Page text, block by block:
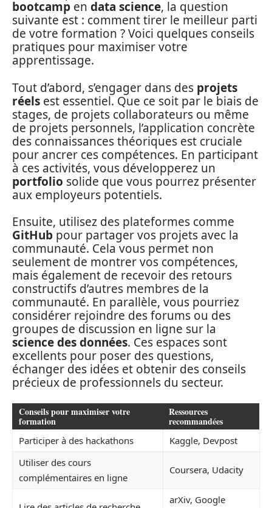
bootcamp en data science, la question
suivante est : comment tirer le meilleur parti
de votre formation ? Voici quelques conseils
pratiques pour maximiser votre
apprentissage.
Tout d’abord, s’engager dans des projets
réels est essentiel. Que ce soit par le biais de
stages, de projets collaborateurs ou même
de projets personnels, l’application concrète
des connaissances théoriques est cruciale
pour ancrer ces compétences. En participant
à ces activités, vous développerez un
portfolio solide que vous pourrez présenter
aux employeurs potentiels.
Ensuite, utilisez des plateformes comme
GitHub pour partager vos projets avec la
communauté. Cela vous permet non
seulement de montrer vos compétences,
mais également de recevoir des retours
constructifs d’autres membres de la
communauté. En parallèle, vous pourriez
considérer rejoindre des forums ou des
groupes de discussion en ligne sur la
science des données. Ces espaces sont
excellents pour poser des questions,
échanger des idées et obtenir des conseils
précieux de professionnels du secteur.
Conseils pour maximiser votre
formation
Ressources
recommandées
Participer à des hackathons
Kaggle, Devpost
Utiliser des cours
complémentaires en ligne
Coursera, Udacity
arXiv, Google